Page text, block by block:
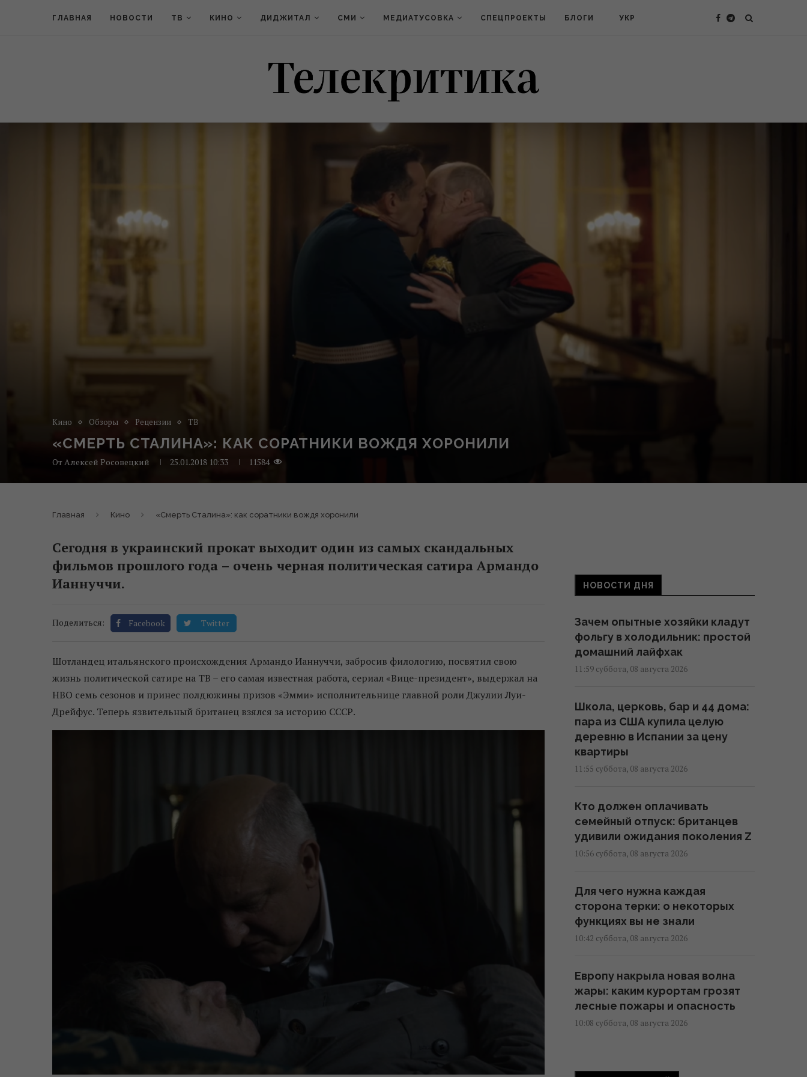
ГЛАВНАЯ НОВОСТИ ТВ КИНО ДИДЖИТАЛ СМИ МЕДИАТУСОВКА СПЕЦПРОЕКТЫ БЛОГИ УКР
Кино Обзоры Рецензии ТВ
«СМЕРТЬ СТАЛИНА»: КАК СОРАТНИКИ ВОЖДЯ ХОРОНИЛИ
ОтАлексей Росовецкий 25.01.2018 10:33 11584
Главная Кино «Смерть Сталина»: как соратники вождя хоронили
Сегодня в украинский прокат выходит один из самых скандальных
фильмов прошлого года – очень черная политическая сатира Армандо
Ианнуччи.
Поделиться: Facebook Twitter
Шотландец итальянского происхождения Армандо Ианнуччи, забросив филологию, посвятил свою
жизнь политической сатире на ТВ – его самая известная работа, сериал «Вице-президент», выдержал на
НВО семь сезонов и принес полдюжины призов «Эмми» исполнительнице главной роли Джулии Луи-
Дрейфус. Теперь язвительный британец взялся за историю СССР.
НОВОСТИ ДНЯ
Зачем опытные хозяйки кладут
фольгу в холодильник: простой
домашний лайфхак
11:59 суббота, 08 августа 2026
Школа, церковь, бар и 44 дома:
пара из США купила целую
деревню в Испании за цену
квартиры
11:55 суббота, 08 августа 2026
Кто должен оплачивать
семейный отпуск: британцев
удивили ожидания поколения Z
10:56 суббота, 08 августа 2026
Для чего нужна каждая
сторона терки: о некоторых
функциях вы не знали
10:42 суббота, 08 августа 2026
Европу накрыла новая волна
жары: каким курортам грозят
лесные пожары и опасность
10:08 суббота, 08 августа 2026